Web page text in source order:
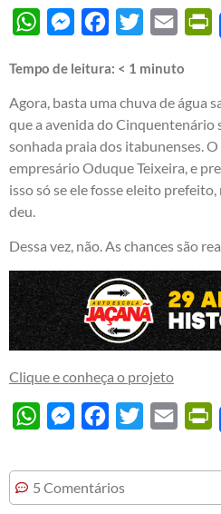
WhatsAppMessengerFacebook
Twitter Email
Tempo de leitura: < 1 minuto
Agora, basta uma chuva de água
que a avenida do Cinquentenário
sonhada praia dos itabunenses.
empresário Oduque Teixeira, e
isso só se ele fosse eleito
deu.
Dessa vez, não. As chances são
Clique e conheça o projeto
WhatsAppMessengerFacebook
Twitter Email
5 Comentários